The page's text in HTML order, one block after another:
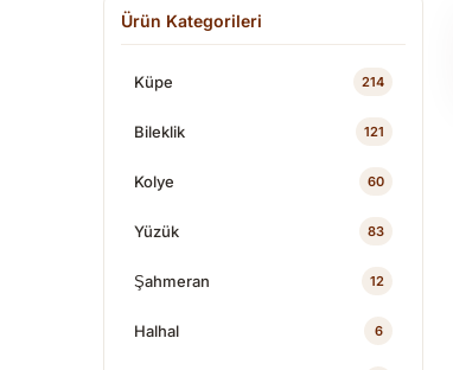
Ürün Kategorileri
Küpe 214
Bileklik 121
Kolye 60
Yüzük 83
Şahmeran 12
Halhal 6